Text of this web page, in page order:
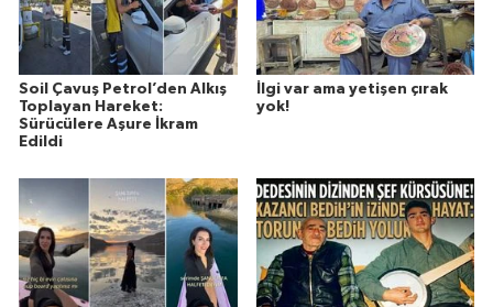
Soil Çavuş Petrol’den Alkış
Toplayan Hareket:
Sürücülere Aşure İkram
Edildi
İlgi var ama yetişen çırak
yok!